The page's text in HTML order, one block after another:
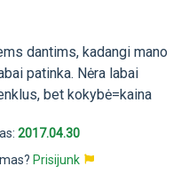
dantims, kadangi mano
patinka. Nėra labai
bet kokybė=kaina
2017.04.30
Prisijunk